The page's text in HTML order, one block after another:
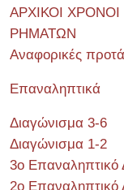
ΑΡΧΙΚΟΙ
ΡΗΜΑΤΩΝ
Αναφορικές
Επαναληπτικά
Διαγώνισμα 3-6
Διαγώνισμα 1-2
3ο Επαναληπτικό
2ο Επαναληπτικό